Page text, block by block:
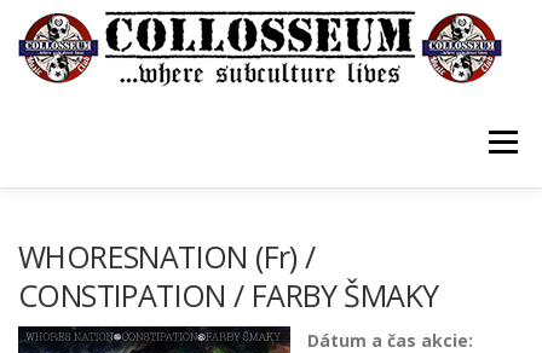
Prejsť
obsah
Menu
KONTAKTY GUESTBOOK
WHORESNATION (Fr) /
CONSTIPATION / FARBY ŠMAKY
Dátum a čas akcie: